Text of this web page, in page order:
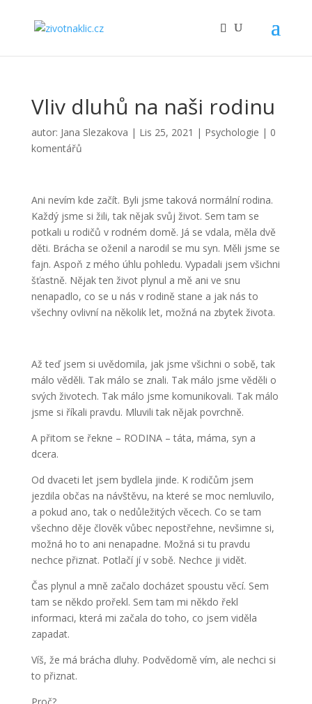
Vliv dluhů na naši rodinu
autor: Jana Slezakova | Lis 25, 2021 | Psychologie | 0
komentářů
Ani nevím kde začít. Byli jsme taková normální rodina.
Každý jsme si žili, tak nějak svůj život. Sem tam se
potkali u rodičů v rodném domě. Já se vdala, měla dvě
děti. Brácha se oženil a narodil se mu syn. Měli jsme se
fajn. Aspoň z mého úhlu pohledu. Vypadali jsem všichni
šťastně. Nějak ten život plynul a mě ani ve snu
nenapadlo, co se u nás v rodině stane a jak nás to
všechny ovlivní na několik let, možná na zbytek života.
Až teď jsem si uvědomila, jak jsme všichni o sobě, tak
málo věděli. Tak málo se znali. Tak málo jsme věděli o
svých životech. Tak málo jsme komunikovali. Tak málo
jsme si říkali pravdu. Mluvili tak nějak povrchně.
A přitom se řekne – RODINA – táta, máma, syn a
dcera.
Od dvaceti let jsem bydlela jinde. K rodičům jsem
jezdila občas na návštěvu, na které se moc nemluvilo,
a pokud ano, tak o nedůležitých věcech. Co se tam
všechno děje člověk vůbec nepostřehne, nevšimne si,
možná ho to ani nenapadne. Možná si tu pravdu
nechce přiznat. Potlačí jí v sobě. Nechce ji vidět.
Čas plynul a mně začalo docházet spoustu věcí. Sem
tam se někdo prořekl. Sem tam mi někdo řekl
informaci, která mi začala do toho, co jsem viděla
zapadat.
Víš, že má brácha dluhy. Podvědomě vím, ale nechci si
to přiznat.